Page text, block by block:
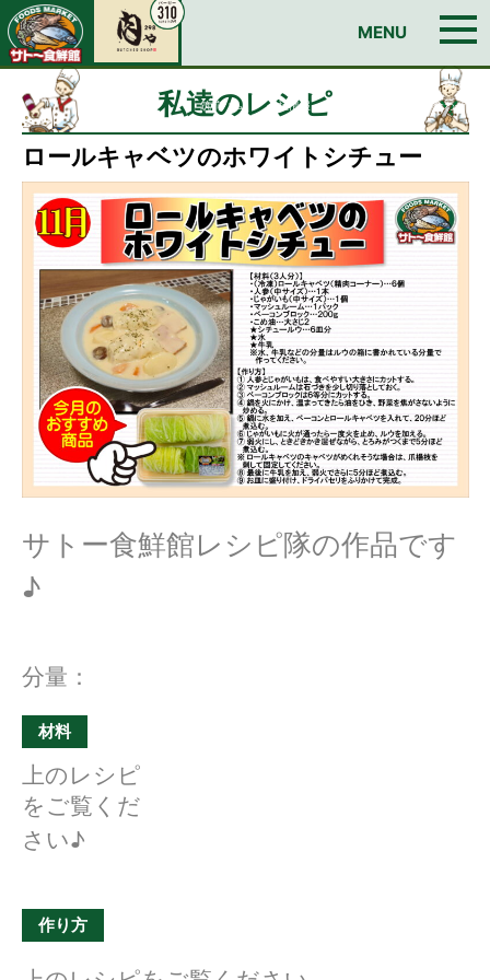
今週のチラシ
私達のレシピ
BUTCHER SHOP 肉ゃ
筑前ハム
会社情報 お問い合わせ
MENU
お問い合わせ
私達のレシピ
ロールキャベツのホワイトシチュー
サトー食鮮館レシピ隊の作品です
♪
分量：
材料
上のレシピ
をご覧くだ
さい♪
作り方